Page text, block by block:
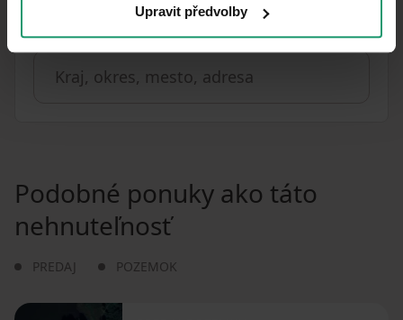
Upravit předvolby
Vzdialenosť k:
Podobné ponuky ako táto
nehnuteľnosť
PREDAJ POZEMOK